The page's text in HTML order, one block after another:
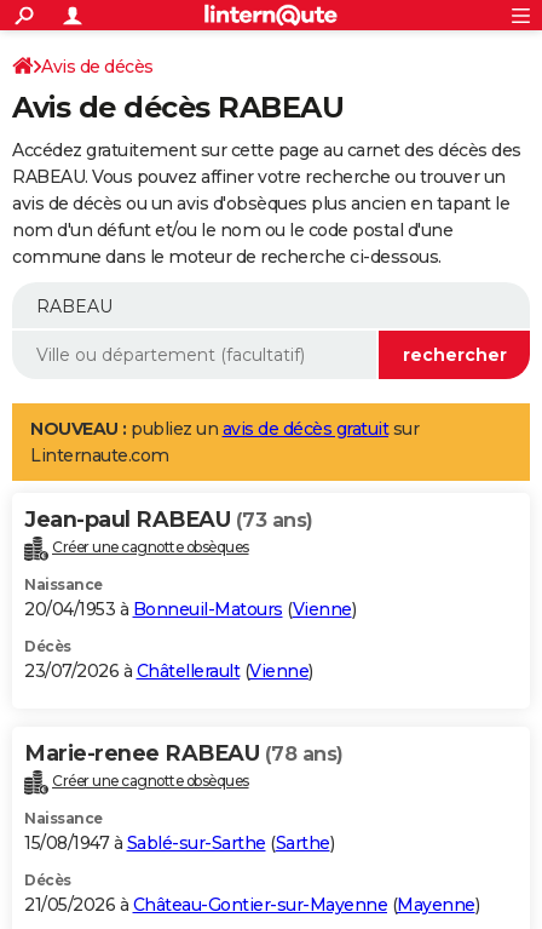
ACTUALITÉS
Politique
Société
Faits Divers
Education
Monde
Villes
+
SPORT
Coupe du monde 2026
Football
Tennis
Cyclisme
Rugby
Forum
Programme TV
TNT
Streaming
Cinéma
Sorties cinéma
Musique
+
FINANCE
Retraite
Epargne
Immobilier
Risques naturels par ville
Banque
Assurance
AUTO
Essais
Réserver un essai
Citadines
Berlines
SUV
Forum auto
+
Mobiles
Meilleur smartphone
Internet
Ordinateurs
Jeux vidéo
Guide high-tech
Aménagement intérieur
LIFESTYLE
Art de vivre
Bien-être
Loisirs
Mode
Modes de vie
Alimentation
Guide de la santé
Maladies
Médicaments
Sommeil
VOYAGE
Destinations
City break
Voyage nature
Voyage de noces
Forum
Climat
+PHOTO
GUIDES D'ACHAT
BONS PLANS
Carte de Noël
Carte Bonne année
Carte Saint-Valentin
Carte Pâques
Carte d'anniversaire
DICTIONNAIRE
Dictionnaire
Biographies
Citations
Expressions
Proverbes
PROGRAMME TV
S'inscrire
Se connecter
Lycées
Collèges
Primaires
Universités
Entreprises
Service militaire
Avis de recherche
AVIS DE DÉCÈS
Avis de décès
Avis de décès RABEAU
Accédez gratuitement sur cette page au carnet des décès des
RABEAU. Vous pouvez affiner votre recherche ou trouver un
avis de décès ou un avis d'obsèques plus ancien en tapant le
nom d'un défunt et/ou le nom ou le code postal d'une
commune dans le moteur de recherche ci-dessous.
NOUVEAU : publiez un avis de décès gratuitsur
Linternaute.com
Jean-paul RABEAU (73 ans)
Créer une cagnotte obsèques
Naissance
20/04/1953 à Bonneuil-Matours (Vienne)
Décès
23/07/2026 à Châtellerault(Vienne)
Marie-renee RABEAU (78 ans)
Créer une cagnotte obsèques
Naissance
15/08/1947 à Sablé-sur-Sarthe (Sarthe)
Décès
21/05/2026 à Château-Gontier-sur-Mayenne (Mayenne)